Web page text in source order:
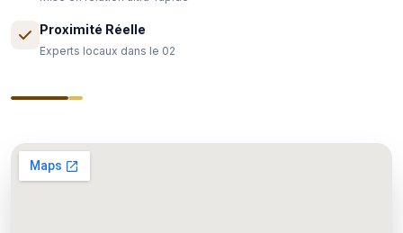
Proximité Réelle
Experts locaux dans le 02